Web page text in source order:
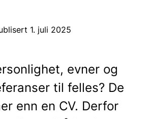
1. juli 2025
evner og
til felles? De
enn en CV. Derfor